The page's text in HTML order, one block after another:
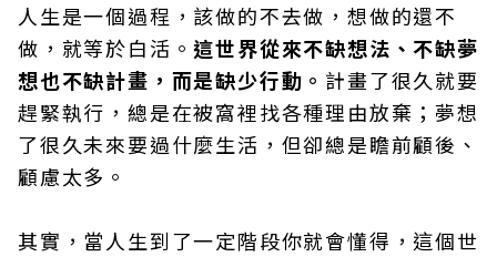
人生是一個過程，該做的不去做，想做的還不
做，就等於白活。這世界從來不缺想法、不缺夢
想也不缺計畫，而是缺少行動。 計畫了很久就要
趕緊執行，總是在被窩裡找各種理由放棄；夢想
了很久未來要過什麼生活，但卻總是瞻前顧後、
顧慮太多。
其實，當人生到了一定階段你就會懂得，這個世